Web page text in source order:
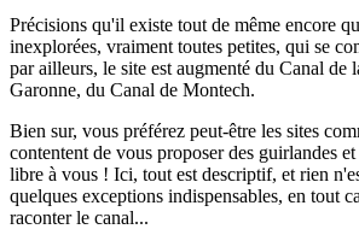
Précisions qu'il existe tout de même encore
inexplorées, vraiment toutes petites, qui se
par ailleurs, le site est augmenté du Canal de
Garonne, du Canal de Montech.
Bien sur, vous préférez peut-être les sites
contentent de vous proposer des guirlandes
libre à vous ! Ici, tout est descriptif, et rien
quelques exceptions indispensables, en tout
raconter le canal...